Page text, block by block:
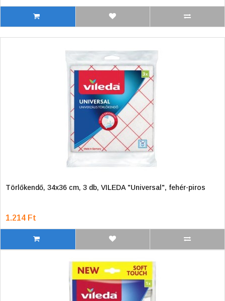
Törlőkendő, 34x36 cm, 3 db, VILEDA "Universal", fehér-piros
1.214 Ft